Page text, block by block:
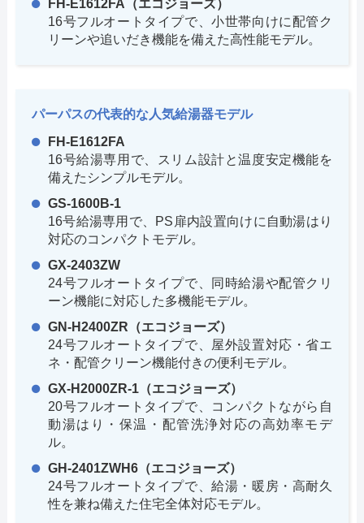
FH-E1612FA（エコジョーズ）
16号フルオートタイプで、小世帯向けに配管ク
リーンや追いだき機能を備えた高性能モデル。
パーパスの代表的な人気給湯器モデル
FH-E1612FA
16号給湯専用で、スリム設計と温度安定機能を
備えたシンプルモデル。
GS-1600B-1
16号給湯専用で、PS扉内設置向けに自動湯はり
対応のコンパクトモデル。
GX-2403ZW
24号フルオートタイプで、同時給湯や配管クリ
ーン機能に対応した多機能モデル。
GN-H2400ZR（エコジョーズ）
24号フルオートタイプで、屋外設置対応・省エ
ネ・配管クリーン機能付きの便利モデル。
GX-H2000ZR-1（エコジョーズ）
20号フルオートタイプで、コンパクトながら自
動湯はり・保温・配管洗浄対応の高効率モデ
ル。
GH-2401ZWH6（エコジョーズ）
24号フルオートタイプで、給湯・暖房・高耐久
性を兼ね備えた住宅全体対応モデル。